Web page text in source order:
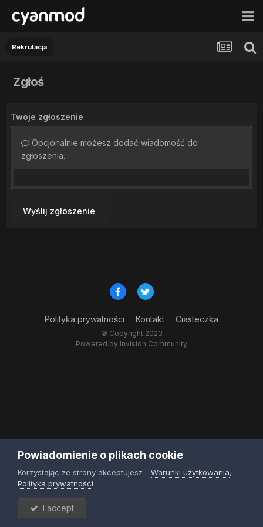
Rekrutacja
Zgłoś
Twoje zgłoszenie
Opcjonalnie możesz dodać wiadomość do
zgłoszenia.
Wyślij zgłoszenie
Polityka prywatności Kontakt Ciasteczka
© Copyright 2023
Powered by Invision Community
Powiadomienie o plikach cookie
Korzystając ze strony akceptujesz - Warunki użytkowania,
Polityka prywatności
I accept